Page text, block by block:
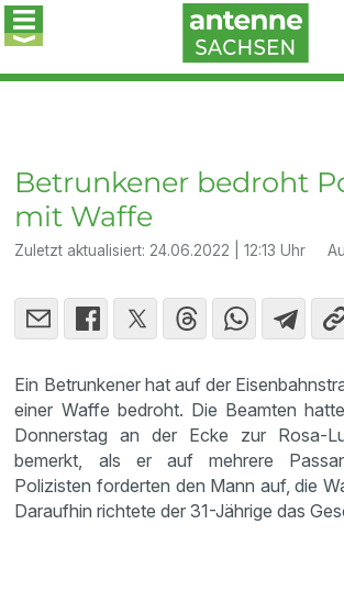
Betrunkener bedroht
mit Waffe
Zuletzt aktualisiert: 24.06.2022 | 12:13 Uhr
Ein Betrunkener hat auf der
einer Waffe bedroht. Die Beamten
Donnerstag an der Ecke zur Rosa-
bemerkt, als er auf mehrere
Polizisten forderten den Mann auf, die
Daraufhin richtete der 31-Jährige das